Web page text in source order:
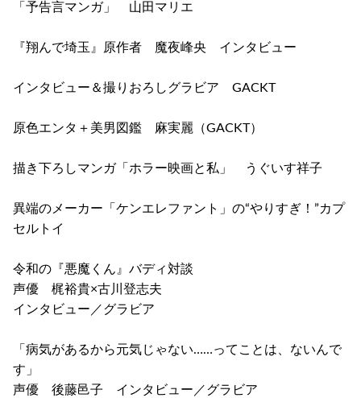
「予告言マンガ」 山田マリエ
『翔んで埼玉』原作者 魔夜峰央 インタビュー
インタビュー＆撮りおろしグラビア GACKT
原色エンタ＋美男図鑑 麻実麗（GACKT）
描き下ろしマンガ「ホラー映画と私」 うぐいす祥子
異端のメーカー「ケンエレファント」の“やりすぎ！”カプ
セルトイ
令和の『悪魔くん』バディ対談
声優 梶裕貴×古川登志夫
インタビュー／グラビア
「病気があるから元気じゃない……ってことは、ないんで
す」
声優 後藤邑子 インタビュー／グラビア